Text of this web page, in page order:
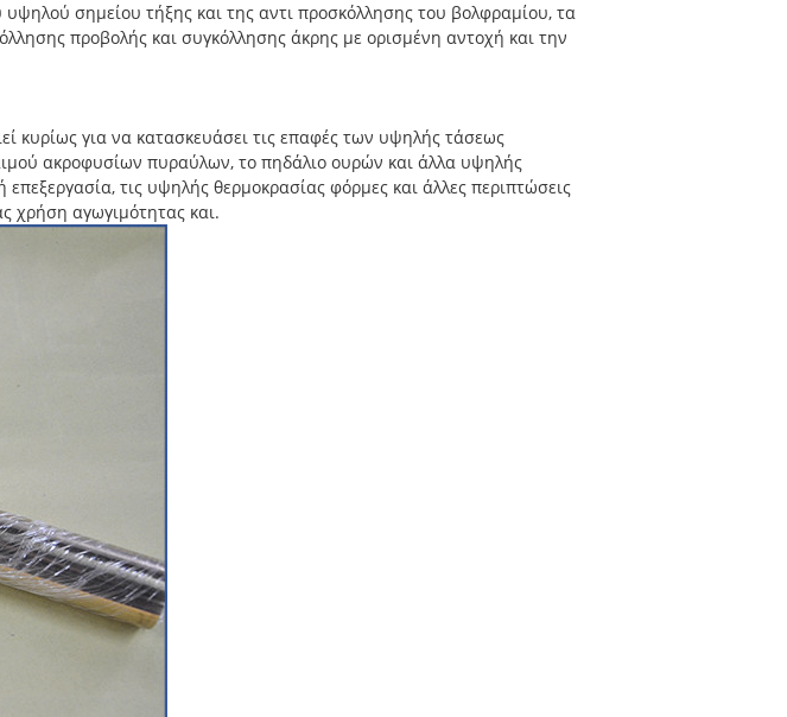
σημείου τήξης και της αντι προσκόλλησης του βολφραμίου, τα
προβολής και συγκόλλησης άκρης με ορισμένη αντοχή και την
για να κατασκευάσει τις επαφές των υψηλής τάσεως
ακροφυσίων πυραύλων, το πηδάλιο ουρών και άλλα υψηλής
τις υψηλής θερμοκρασίας φόρμες και άλλες περιπτώσεις
χρήση αγωγιμότητας και.